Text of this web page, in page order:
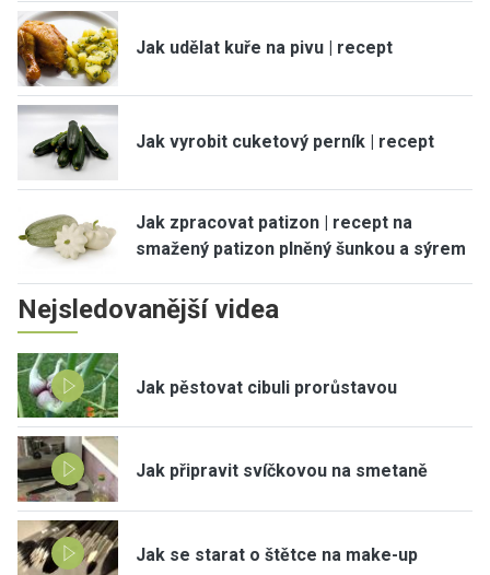
Jak udělat kuře na pivu | recept
Jak vyrobit cuketový perník | recept
Jak zpracovat patizon | recept na
smažený patizon plněný šunkou a sýrem
Nejsledovanější videa
Jak pěstovat cibuli prorůstavou
Jak připravit svíčkovou na smetaně
Jak se starat o štětce na make-up